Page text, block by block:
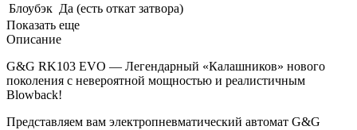
Блоубэк Да (есть откат затвора)
Показать еще
Описание
G&G RK103 EVO — Легендарный «Калашников» нового
поколения с невероятной мощностью и реалистичным
Blowback!
Представляем вам электропневматический автомат G&G